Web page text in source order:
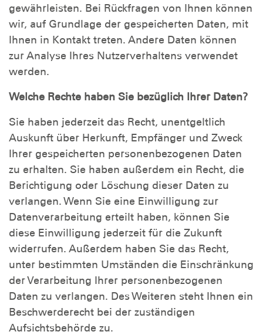
gewährleisten. Bei Rückfragen von Ihnen können
wir, auf Grundlage der gespeicherten Daten, mit
Ihnen in Kontakt treten. Andere Daten können
zur Analyse Ihres Nutzerverhaltens verwendet
werden.
Welche Rechte haben Sie bezüglich Ihrer Daten?
Sie haben jederzeit das Recht, unentgeltlich
Auskunft über Herkunft, Empfänger und Zweck
Ihrer gespeicherten personenbezogenen Daten
zu erhalten. Sie haben außerdem ein Recht, die
Berichtigung oder Löschung dieser Daten zu
verlangen. Wenn Sie eine Einwilligung zur
Datenverarbeitung erteilt haben, können Sie
diese Einwilligung jederzeit für die Zukunft
widerrufen. Außerdem haben Sie das Recht,
unter bestimmten Umständen die Einschränkung
der Verarbeitung Ihrer personenbezogenen
Daten zu verlangen. Des Weiteren steht Ihnen ein
Beschwerderecht bei der zuständigen
Aufsichtsbehörde zu.